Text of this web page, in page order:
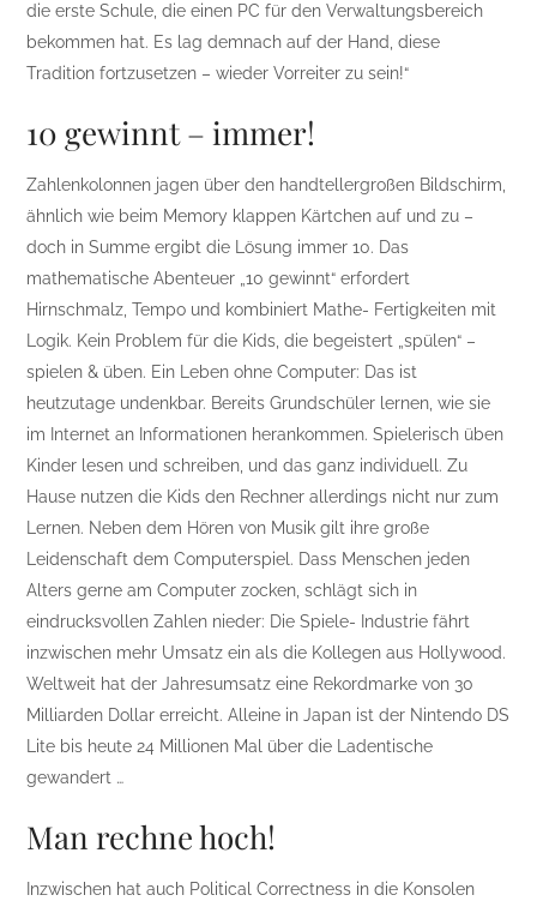
die erste Schule, die einen PC für den Verwaltungsbereich
bekommen hat. Es lag demnach auf der Hand, diese
Tradition fortzusetzen – wieder Vorreiter zu sein!“
10 gewinnt – immer!
Zahlenkolonnen jagen über den handtellergroßen Bildschirm,
ähnlich wie beim Memory klappen Kärtchen auf und zu –
doch in Summe ergibt die Lösung immer 10. Das
mathematische Abenteuer „10 gewinnt“ erfordert
Hirnschmalz, Tempo und kombiniert Mathe- Fertigkeiten mit
Logik. Kein Problem für die Kids, die begeistert „spülen“ –
spielen & üben. Ein Leben ohne Computer: Das ist
heutzutage undenkbar. Bereits Grundschüler lernen, wie sie
im Internet an Informationen herankommen. Spielerisch üben
Kinder lesen und schreiben, und das ganz individuell. Zu
Hause nutzen die Kids den Rechner allerdings nicht nur zum
Lernen. Neben dem Hören von Musik gilt ihre große
Leidenschaft dem Computerspiel. Dass Menschen jeden
Alters gerne am Computer zocken, schlägt sich in
eindrucksvollen Zahlen nieder: Die Spiele- Industrie fährt
inzwischen mehr Umsatz ein als die Kollegen aus Hollywood.
Weltweit hat der Jahresumsatz eine Rekordmarke von 30
Milliarden Dollar erreicht. Alleine in Japan ist der Nintendo DS
Lite bis heute 24 Millionen Mal über die Ladentische
gewandert …
Man rechne hoch!
Inzwischen hat auch Political Correctness in die Konsolen